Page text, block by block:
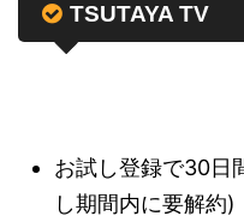
TSUTAYA TV
お試し登録で30日
し期間内に要解約)